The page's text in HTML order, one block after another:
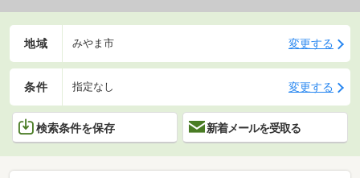
地域 みやま市 変更する
条件 指定なし 変更する
検索条件を保存 新着メールを受取る